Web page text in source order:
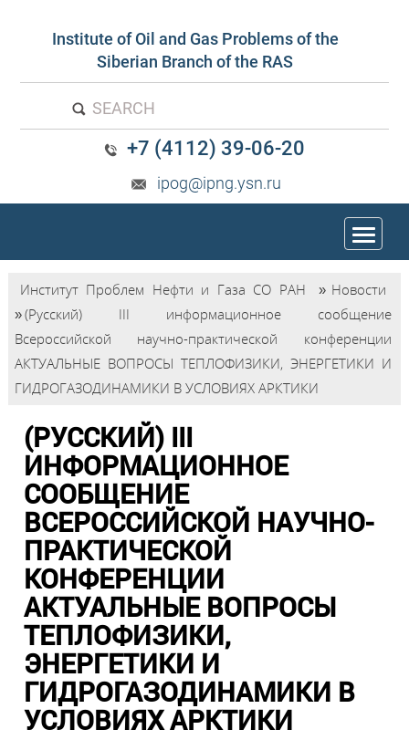
Institute of Oil and Gas Problems of the
Siberian Branch of the RAS
SEARCH
+7 (4112) 39-06-20
ipog@ipng.ysn.ru
trk
Институт Проблем Нефти и Газа СО РАН » Новости
»(Русский) III информационное сообщение
Всероссийской научно-практической конференции
АКТУАЛЬНЫЕ ВОПРОСЫ ТЕПЛОФИЗИКИ, ЭНЕРГЕТИКИ И
ГИДРОГАЗОДИНАМИКИ В УСЛОВИЯХ АРКТИКИ
(РУССКИЙ) III
ИНФОРМАЦИОННОЕ
СООБЩЕНИЕ
ВСЕРОССИЙСКОЙ НАУЧНО-
ПРАКТИЧЕСКОЙ
КОНФЕРЕНЦИИ
АКТУАЛЬНЫЕ ВОПРОСЫ
ТЕПЛОФИЗИКИ,
ЭНЕРГЕТИКИ И
ГИДРОГАЗОДИНАМИКИ В
УСЛОВИЯХ АРКТИКИ